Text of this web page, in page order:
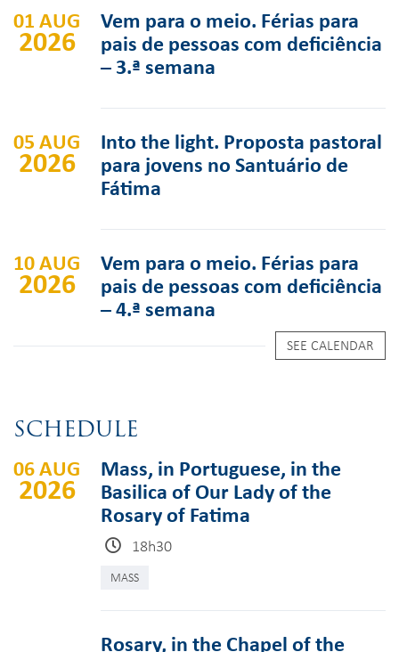
01 AUG
2026
Vem para o meio. Férias para
pais de pessoas com deficiência
– 3.ª semana
05 AUG
2026
Into the light. Proposta pastoral
para jovens no Santuário de
Fátima
10 AUG
2026
Vem para o meio. Férias para
pais de pessoas com deficiência
– 4.ª semana
SEE CALENDAR
SCHEDULE
06 AUG
2026
Mass, in Portuguese, in the
Basilica of Our Lady of the
Rosary of Fatima
18h30
MASS
Rosary, in the Chapel of the